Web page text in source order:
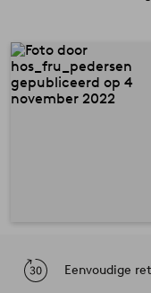
Eenvoudige